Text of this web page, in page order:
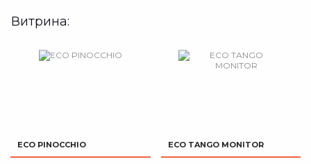
Витрина:
ECO PINOCCHIO ECO TANGO MONITOR